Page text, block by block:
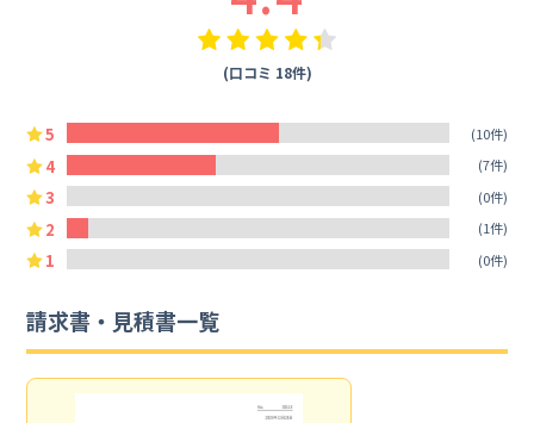
(口コミ 18件)
5 (10件)
4 (7件)
3 (0件)
2 (1件)
1 (0件)
請求書・見積書一覧